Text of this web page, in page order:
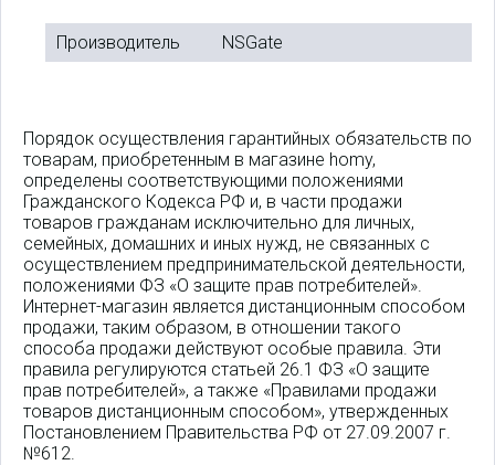
Производитель NSGate
Порядок осуществления гарантийных обязательств по
товарам, приобретенным в магазине homy,
определены соответствующими положениями
Гражданского Кодекса РФ и, в части продажи
товаров гражданам исключительно для личных,
семейных, домашних и иных нужд, не связанных с
осуществлением предпринимательской деятельности,
положениями ФЗ «О защите прав потребителей».
Интернет-магазин является дистанционным способом
продажи, таким образом, в отношении такого
способа продажи действуют особые правила. Эти
правила регулируются статьей 26.1 ФЗ «О защите
прав потребителей», а также «Правилами продажи
товаров дистанционным способом», утвержденных
Постановлением Правительства РФ от 27.09.2007 г.
№612.